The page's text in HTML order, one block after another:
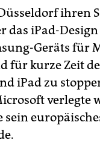
ihren
das iPad-
Geräts für
für kurze Zeit
iPad zu
verlegte